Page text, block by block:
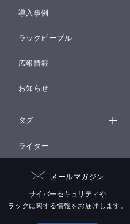
導入事例
ラックピープル
広報情報
お知らせ
タグ
ライター
メールマガジン
サイバーセキュリティや
ラックに関する情報をお届けします。